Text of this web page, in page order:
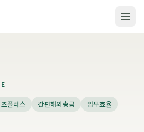
플러스 간편해외송금
업무효율